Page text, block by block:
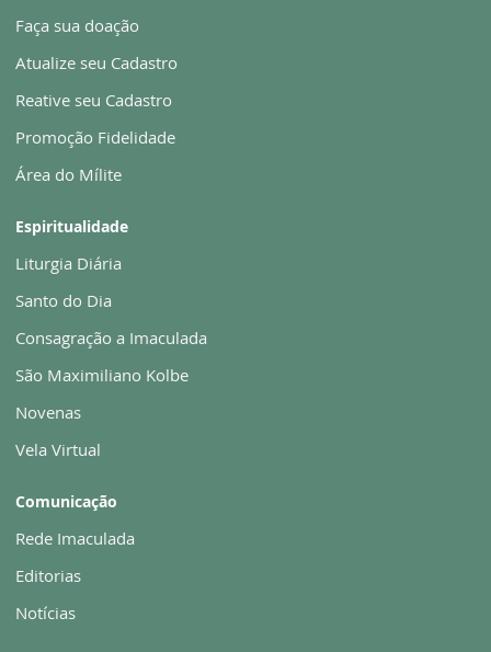
Faça sua doação
Atualize seu Cadastro
Reative seu Cadastro
Promoção Fidelidade
Área do Mílite
Espiritualidade
Liturgia Diária
Santo do Dia
Consagração a Imaculada
São Maximiliano Kolbe
Novenas
Vela Virtual
Comunicação
Rede Imaculada
Editorias
Notícias